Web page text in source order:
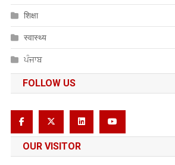
शिक्षा
स्वास्थ्य
ਪੰਜਾਬ
FOLLOW US
OUR VISITOR